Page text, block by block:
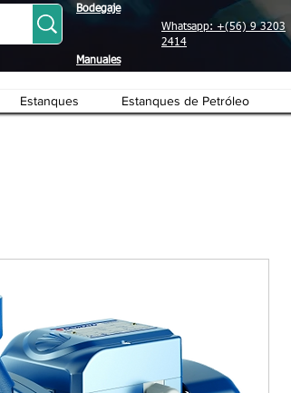
Bodegaje
Whatsapp: +(56) 9 3203
2414
Manuales
Estanques Estanques de Petróleo